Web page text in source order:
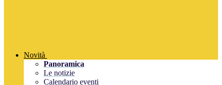
Novità
Panoramica
Le notizie
Calendario eventi